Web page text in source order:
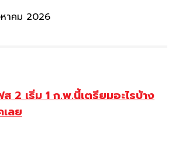
าคม 2026
2 เริ่ม 1 ก.พ.นี้เตรียมอะไรบ้าง
เลย